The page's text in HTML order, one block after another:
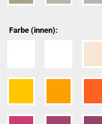
Farbe (innen):